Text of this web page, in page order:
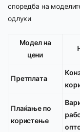
споредба на
одлуки:
Модел на
цени
Претплата
Плаќање по
користење